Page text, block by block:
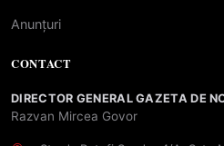
Anunțuri
CONTACT
DIRECTOR GENERAL GAZETA DE
Razvan Mircea Govor